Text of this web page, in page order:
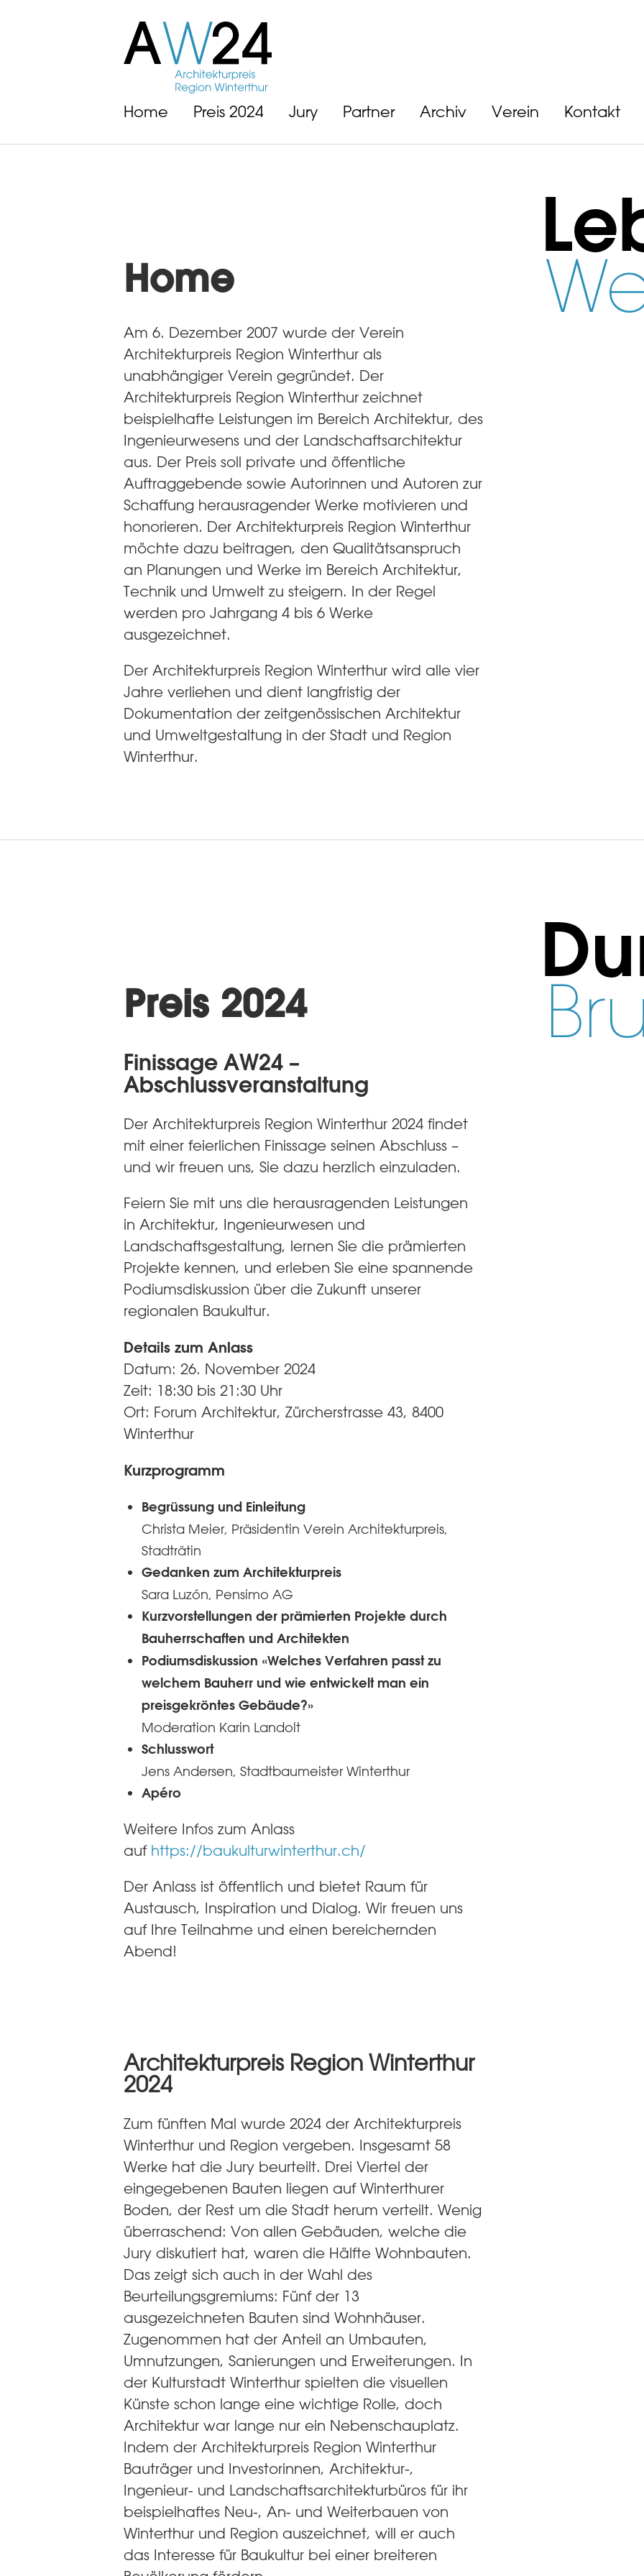
Home Preis 2024 Jury Partner Archiv Verein Kontakt
Home
Am 6. Dezember 2007 wurde der Verein
Architekturpreis Region Winterthur als
unabhängiger Verein gegründet. Der
Architekturpreis Region Winterthur zeichnet
beispielhafte Leistungen im Bereich Architektur, des
Ingenieurwesens und der Landschaftsarchitektur
aus. Der Preis soll private und öffentliche
Auftraggebende sowie Autorinnen und Autoren zur
Schaffung herausragender Werke motivieren und
honorieren. Der Architekturpreis Region Winterthur
möchte dazu beitragen, den Qualitätsanspruch
an Planungen und Werke im Bereich Architektur,
Technik und Umwelt zu steigern. In der Regel
werden pro Jahrgang 4 bis 6 Werke
ausgezeichnet.
Der Architekturpreis Region Winterthur wird alle vier
Jahre verliehen und dient langfristig der
Dokumentation der zeitgenössischen Architektur
und Umweltgestaltung in der Stadt und Region
Winterthur.
Preis 2024
Finissage AW24 –
Abschlussveranstaltung
Der Architekturpreis Region Winterthur 2024 findet
mit einer feierlichen Finissage seinen Abschluss –
und wir freuen uns, Sie dazu herzlich einzuladen.
Feiern Sie mit uns die herausragenden Leistungen
in Architektur, Ingenieurwesen und
Landschaftsgestaltung, lernen Sie die prämierten
Projekte kennen, und erleben Sie eine spannende
Podiumsdiskussion über die Zukunft unserer
regionalen Baukultur.
Details zum Anlass
Datum: 26. November 2024
Zeit: 18:30 bis 21:30 Uhr
Ort: Forum Architektur, Zürcherstrasse 43, 8400
Winterthur
Kurzprogramm
Begrüssung und Einleitung
Christa Meier, Präsidentin Verein Architekturpreis,
Stadträtin
Gedanken zum Architekturpreis
Sara Luzón, Pensimo AG
Kurzvorstellungen der prämierten Projekte durch
Bauherrschaften und Architekten
Podiumsdiskussion «Welches Verfahren passt zu
welchem Bauherr und wie entwickelt man ein
preisgekröntes Gebäude?»
Moderation Karin Landolt
Schlusswort
Jens Andersen, Stadtbaumeister Winterthur
Apéro
Weitere Infos zum Anlass
auf https://baukulturwinterthur.ch/
Der Anlass ist öffentlich und bietet Raum für
Austausch, Inspiration und Dialog. Wir freuen uns
auf Ihre Teilnahme und einen bereichernden
Abend!
Architekturpreis Region Winterthur
2024
Zum fünften Mal wurde 2024 der Architekturpreis
Winterthur und Region vergeben. Insgesamt 58
Werke hat die Jury beurteilt. Drei Viertel der
eingegebenen Bauten liegen auf Winterthurer
Boden, der Rest um die Stadt herum verteilt. Wenig
überraschend: Von allen Gebäuden, welche die
Jury diskutiert hat, waren die Hälfte Wohnbauten.
Das zeigt sich auch in der Wahl des
Beurteilungsgremiums: Fünf der 13
ausgezeichneten Bauten sind Wohnhäuser.
Zugenommen hat der Anteil an Umbauten,
Umnutzungen, Sanierungen und Erweiterungen. In
der Kulturstadt Winterthur spielten die visuellen
Künste schon lange eine wichtige Rolle, doch
Architektur war lange nur ein Nebenschauplatz.
Indem der Architekturpreis Region Winterthur
Bauträger und Investorinnen, Architektur-,
Ingenieur- und Landschaftsarchitekturbüros für ihr
beispielhaftes Neu-, An- und Weiterbauen von
Winterthur und Region auszeichnet, will er auch
das Interesse für Baukultur bei einer breiteren